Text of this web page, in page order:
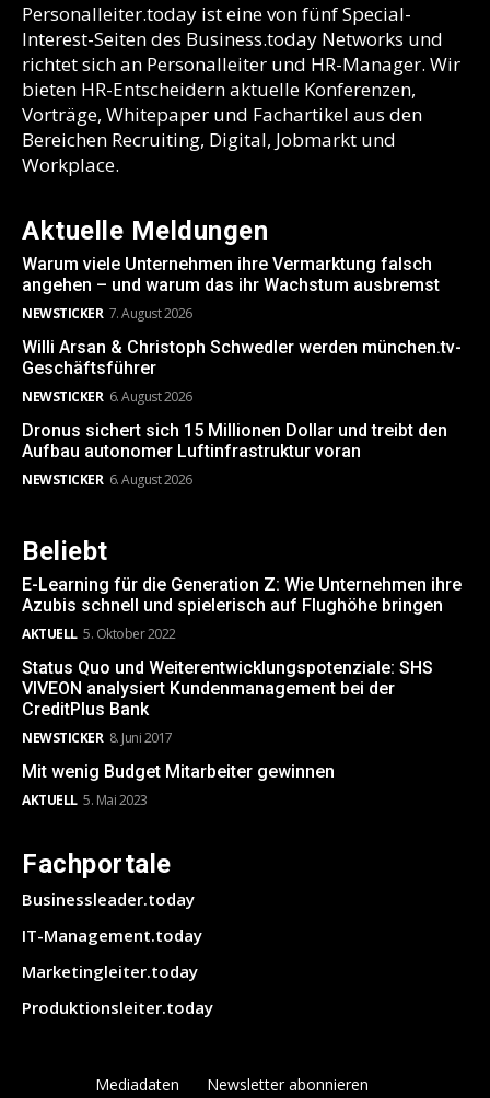
Personalleiter.today ist eine von fünf Special-
Interest-Seiten des Business.today Networks und
richtet sich an Personalleiter und HR-Manager. Wir
bieten HR-Entscheidern aktuelle Konferenzen,
Vorträge, Whitepaper und Fachartikel aus den
Bereichen Recruiting, Digital, Jobmarkt und
Workplace.
Aktuelle Meldungen
Warum viele Unternehmen ihre Vermarktung falsch
angehen – und warum das ihr Wachstum ausbremst
NEWSTICKER 7. August 2026
Willi Arsan & Christoph Schwedler werden münchen.tv-
Geschäftsführer
NEWSTICKER 6. August 2026
Dronus sichert sich 15 Millionen Dollar und treibt den
Aufbau autonomer Luftinfrastruktur voran
NEWSTICKER 6. August 2026
Beliebt
E-Learning für die Generation Z: Wie Unternehmen ihre
Azubis schnell und spielerisch auf Flughöhe bringen
AKTUELL 5. Oktober 2022
Status Quo und Weiterentwicklungspotenziale: SHS
VIVEON analysiert Kundenmanagement bei der
CreditPlus Bank
NEWSTICKER 8. Juni 2017
Mit wenig Budget Mitarbeiter gewinnen
AKTUELL 5. Mai 2023
Fachportale
Businessleader.today
IT-Management.today
Marketingleiter.today
Produktionsleiter.today
Mediadaten Newsletter abonnieren